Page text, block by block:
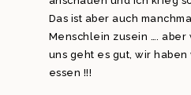
Das ist aber auch
Menschlein zusein …. aber
uns geht es gut, wir
essen !!!